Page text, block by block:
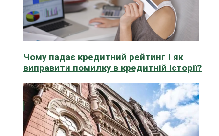
Чому падає кредитний рейтинг і як
виправити помилку в кредитній історії?